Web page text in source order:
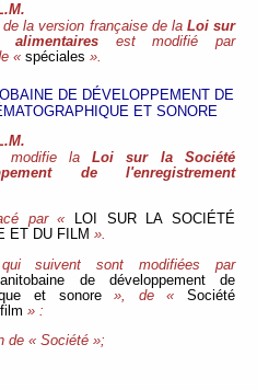
de la version française de la Loi sur
est modifié par
« spéciales ».
DE DÉVELOPPEMENT DE
ET SONORE
modifie laLoi sur la Société
de l'enregistrement
par «
LOI SUR LA SOCIÉTÉ
ET DU FILM ».
suivent sont modifiées par
de développement de
et sonore», de «Société
» :
de « Société »;